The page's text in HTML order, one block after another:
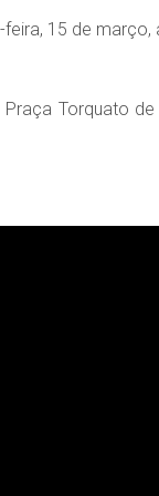
15 de março,
Torquato de